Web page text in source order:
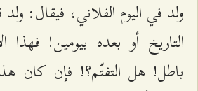
ولد في اليوم الفلاني، فيقال:
التاريخ أو بعده بيومين! فهذا
باطل! هل التفتّم؟! فإن كان